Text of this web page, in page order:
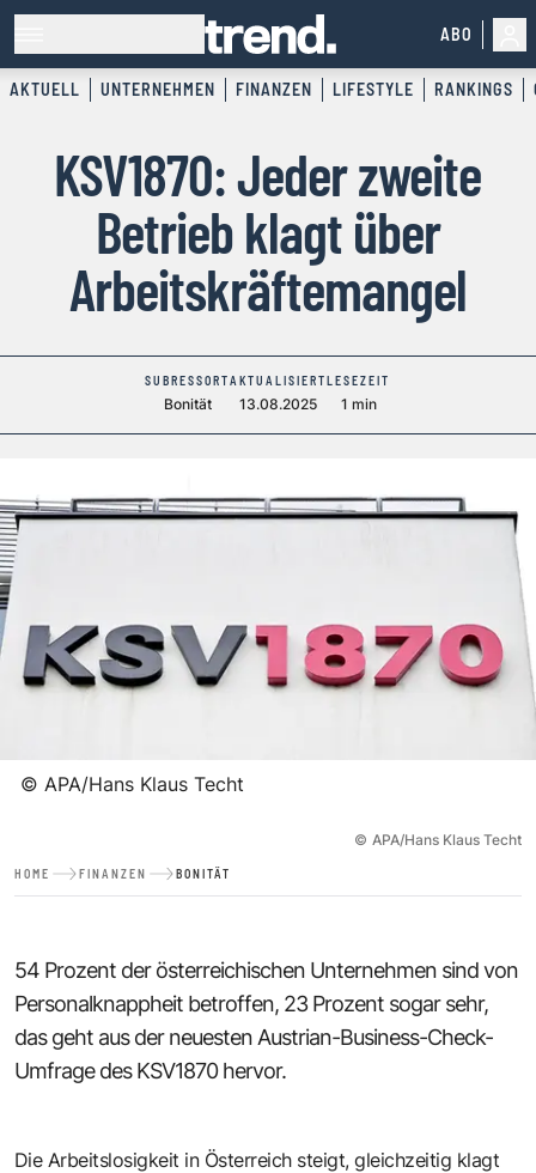
ABO
AKTUELL UNTERNEHMEN FINANZEN LIFESTYLE RANKINGS
KSV1870: Jeder zweite
Betrieb klagt über
Arbeitskräftemangel
SUBRESSORT
Bonität
AKTUALISIERT
13.08.2025
LESEZEIT
1 min
© APA/Hans Klaus Techt
© APA/Hans Klaus Techt
HOME FINANZEN BONITÄT
54 Prozent der österreichischen Unternehmen sind von
Personalknappheit betroffen, 23 Prozent sogar sehr,
das geht aus der neuesten Austrian-Business-Check-
Umfrage des KSV1870 hervor.
Die Arbeitslosigkeit in Österreich steigt, gleichzeitig klagt